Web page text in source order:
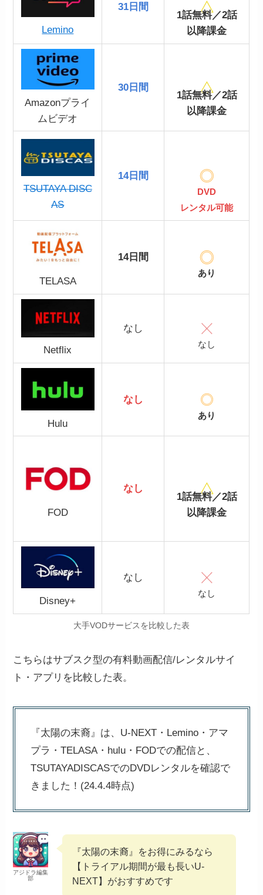
Lemino
31日間
1話無料／2話
以降課金
Amazonプライ
ムビデオ
30日間
1話無料／2話
以降課金
TSUTAYA DISC
AS
14日間
DVD
レンタル可能
TELASA
14日間
あり
Netflix
なし
なし
Hulu
なし
あり
FOD
なし
1話無料／2話
以降課金
Disney+
なし
なし
大手VODサービスを比較した表
こちらはサブスク型の有料動画配信/レンタルサイ
ト・アプリを比較した表。
『太陽の末裔』は、U-NEXT・Lemino・アマ
プラ・TELASA・hulu・FODでの配信と、
TSUTAYADISCASでのDVDレンタルを確認で
きました！(24.4.4時点)
アジドラ編集
部
『太陽の末裔』をお得にみるなら
【トライアル期間が最も長いU-
NEXT】がおすすめです